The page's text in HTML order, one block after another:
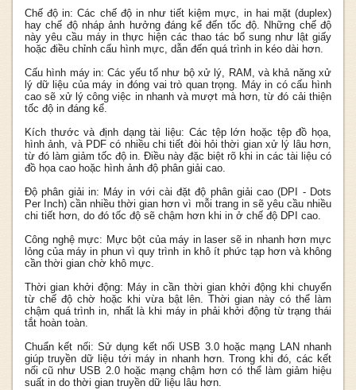
Chế độ in: Các chế độ in như tiết kiệm mực, in hai mặt (duplex)
hay chế độ nháp ảnh hưởng đáng kể đến tốc độ. Những chế độ
này yêu cầu máy in thực hiện các thao tác bổ sung như lật giấy
hoặc điều chỉnh cấu hình mực, dẫn đến quá trình in kéo dài hơn.
Cấu hình máy in: Các yếu tố như bộ xử lý, RAM, và khả năng xử
lý dữ liệu của máy in đóng vai trò quan trọng. Máy in có cấu hình
cao sẽ xử lý công việc in nhanh và mượt mà hơn, từ đó cải thiện
tốc độ in đáng kể.
Kích thước và định dạng tài liệu: Các tệp lớn hoặc tệp đồ họa,
hình ảnh, và PDF có nhiều chi tiết đòi hỏi thời gian xử lý lâu hơn,
từ đó làm giảm tốc độ in. Điều này đặc biệt rõ khi in các tài liệu có
đồ họa cao hoặc hình ảnh độ phân giải cao.
Độ phân giải in: Máy in với cài đặt độ phân giải cao (DPI - Dots
Per Inch) cần nhiều thời gian hơn vì mỗi trang in sẽ yêu cầu nhiều
chi tiết hơn, do đó tốc độ sẽ chậm hơn khi in ở chế độ DPI cao.
Công nghệ mực: Mực bột của máy in laser sẽ in nhanh hơn mực
lỏng của máy in phun vì quy trình in khô ít phức tạp hơn và không
cần thời gian chờ khô mực.
Thời gian khởi động: Máy in cần thời gian khởi động khi chuyển
từ chế độ chờ hoặc khi vừa bật lên. Thời gian này có thể làm
chậm quá trình in, nhất là khi máy in phải khởi động từ trạng thái
tắt hoàn toàn.
Chuẩn kết nối: Sử dụng kết nối USB 3.0 hoặc mạng LAN nhanh
giúp truyền dữ liệu tới máy in nhanh hơn. Trong khi đó, các kết
nối cũ như USB 2.0 hoặc mạng chậm hơn có thể làm giảm hiệu
suất in do thời gian truyền dữ liệu lâu hơn.